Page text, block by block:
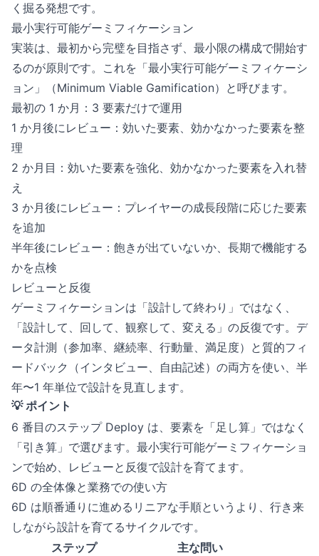
く掘る発想です。
最小実行可能ゲーミフィケーション
実装は、最初から完璧を目指さず、最小限の構成で開始す
るのが原則です。これを「最小実行可能ゲーミフィケーシ
ョン」（Minimum Viable Gamification）と呼びます。
最初の 1 か月：3 要素だけで運用
1 か月後にレビュー：効いた要素、効かなかった要素を整
理
2 か月目：効いた要素を強化、効かなかった要素を入れ替
え
3 か月後にレビュー：プレイヤーの成長段階に応じた要素
を追加
半年後にレビュー：飽きが出ていないか、長期で機能する
かを点検
レビューと反復
ゲーミフィケーションは「設計して終わり」ではなく、
「設計して、回して、観察して、変える」の反復です。デ
ータ計測（参加率、継続率、行動量、満足度）と質的フィ
ードバック（インタビュー、自由記述）の両方を使い、半
年〜1 年単位で設計を見直します。
💡 ポイント
6 番目のステップ Deploy は、要素を「足し算」ではなく
「引き算」で選びます。最小実行可能ゲーミフィケーショ
ンで始め、レビューと反復で設計を育てます。
6D の全体像と業務での使い方
6D は順番通りに進めるリニアな手順というより、行き来
しながら設計を育てるサイクルです。
ステップ
主な問い